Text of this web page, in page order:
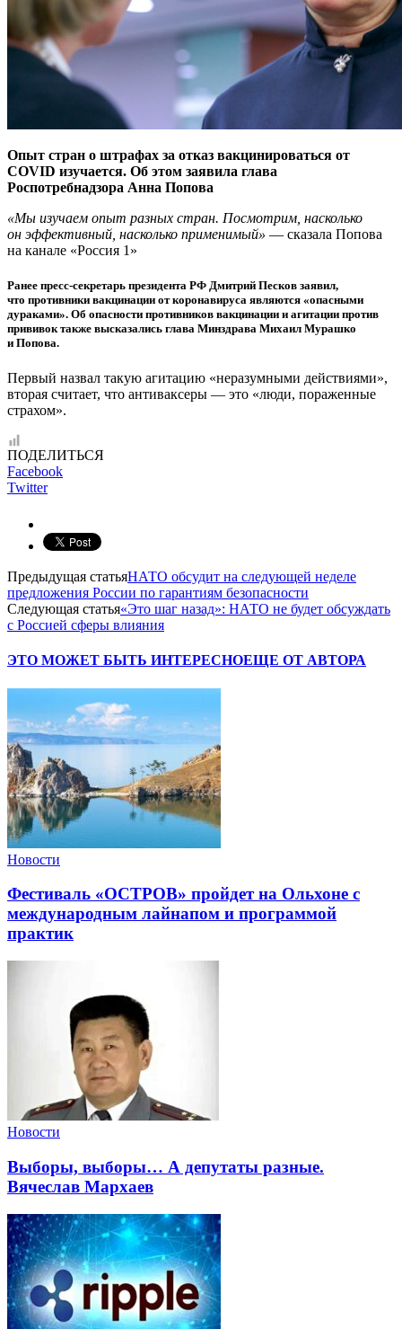
Опыт стран о штрафах за отказ вакцинироваться от
COVID изучается. Об этом заявила глава
Роспотребнадзора Анна Попова
«Мы изучаем опыт разных стран. Посмотрим, насколько
он эффективный, насколько применимый» — сказала Попова
на канале «Россия 1»
Ранее пресс-секретарь президента РФ Дмитрий Песков заявил,
что противники вакцинации от коронавируса являются «опасными
дураками». Об опасности противников вакцинации и агитации против
прививок также высказались глава Минздрава Михаил Мурашко
и Попова.
Первый назвал такую агитацию «неразумными действиями»,
вторая считает, что антиваксеры — это «люди, пораженные
страхом».
ПОДЕЛИТЬСЯ
Facebook
Twitter
Предыдущая статьяНАТО обсудит на следующей неделе
предложения России по гарантиям безопасности
Следующая статья«Это шаг назад»: НАТО не будет обсуждать
с Россией сферы влияния
ЭТО МОЖЕТ БЫТЬ ИНТЕРЕСНОЕЩЕ ОТ АВТОРА
Новости
Фестиваль «ОСТРОВ» пройдет на Ольхоне с
международным лайнапом и программой
практик
Новости
Выборы, выборы… А депутаты разные.
Вячеслав Мархаев